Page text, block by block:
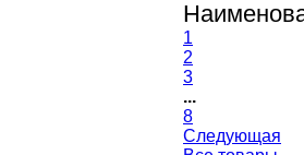
1
2
3
...
8
Следующая